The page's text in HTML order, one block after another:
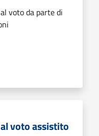
voto da parte di
voto assistito